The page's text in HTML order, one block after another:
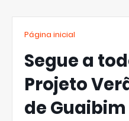
Página inicial
Segue a
Projeto
de Guaibim